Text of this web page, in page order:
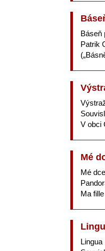
Báseň
Patrik
V obci
Mé
Mé
Ma
Lingua